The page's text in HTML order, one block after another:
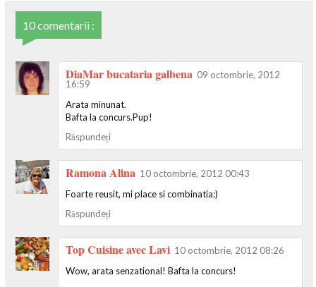
10 comentarii :
DiaMar bucataria galbena 09 octombrie, 2012
16:59
Arata minunat.
Bafta la concurs.Pup!
Răspundeți
Ramona Alina 10 octombrie, 2012 00:43
Foarte reusit, mi place si combinatia:)
Răspundeți
Top Cuisine avec Lavi 10 octombrie, 2012 08:26
Wow, arata senzational! Bafta la concurs!